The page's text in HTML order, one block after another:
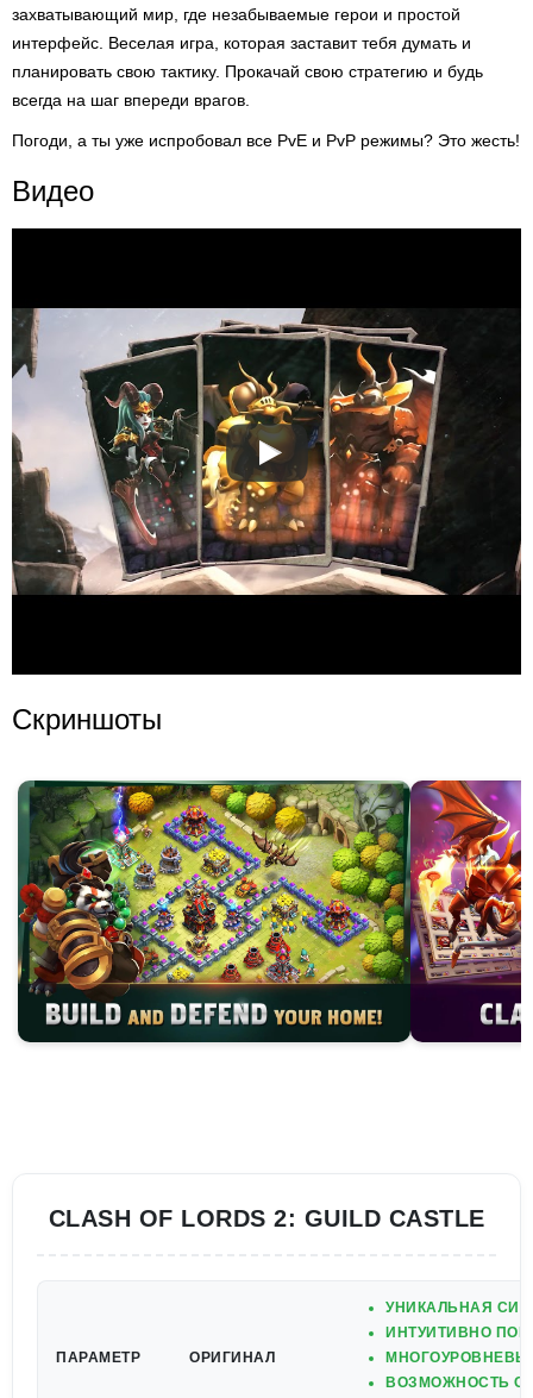
захватывающий мир, где незабываемые герои и простой
интерфейс. Веселая игра, которая заставит тебя думать и
планировать свою тактику. Прокачай свою стратегию и будь
всегда на шаг впереди врагов.
Погоди, а ты уже испробовал все PvE и PvP режимы? Это жесть!
Видео
Скриншоты
CLASH OF LORDS 2: GUILD CASTLE
ПАРАМЕТР ОРИГИНАЛ
УНИКАЛЬНАЯ
ИНТУИТИВНО
ВОЗМОЖНОСТЬ